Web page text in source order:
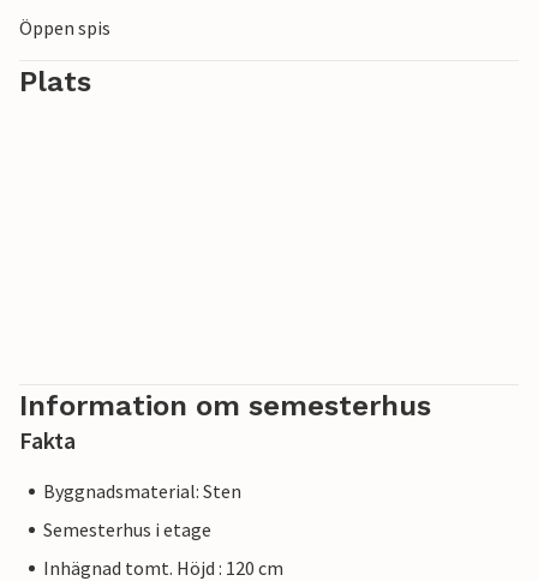
Öppen spis
Plats
Information om semesterhus
Fakta
Byggnadsmaterial: Sten
Semesterhus i etage
Inhägnad tomt. Höjd : 120 cm